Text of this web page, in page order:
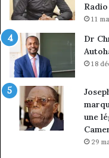
11
Dr
18
une
29